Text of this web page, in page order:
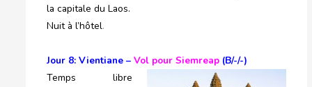
la capitale du Laos.
Nuit à l’hôtel.
Jour 8: Vientiane – Vol pour Siemreap (B/-/-)
Temps libre